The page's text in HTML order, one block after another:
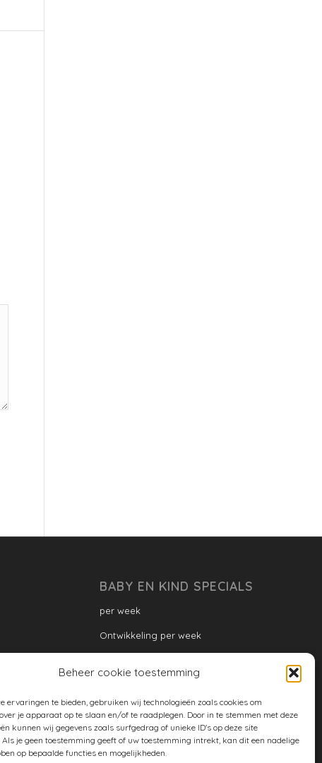
Beheer cookie toestemming
ervaringen te bieden, gebruiken wij technologieën zoals cookies om
je apparaat op te slaan en/of te raadplegen. Door in te stemmen met deze
kunnen wij gegevens zoals surfgedrag of unieke ID's op deze site
je geen toestemming geeft of uw toestemming intrekt, kan dit een nadelige
op bepaalde functies en mogelijkheden.
BABY EN KIND SPECIALS
per week
Ontwikkeling per week
Ontwikkeling per maand
ontwikkeling per jaar
Cookiebeleid (EU)